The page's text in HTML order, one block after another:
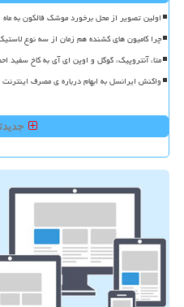
اولین تصویر از محل برخورد موشک فالکون به ماه
چرا کامیون های کشنده هم زمان از سه نوع
متا، آنتروپیک، گوگل و اوپن ای آی به کاخ سفید
واکنش ایرانسل به ابهام درباره ی مصرف اینترنت